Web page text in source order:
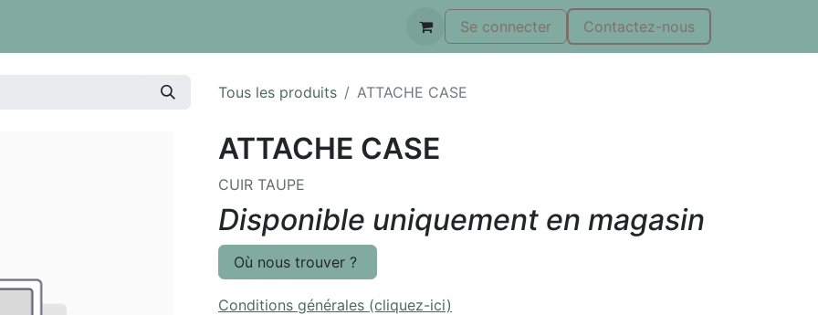
Se connecter Contactez-nous
Tous les produits ATTACHE CASE
ATTACHE CASE
CUIR TAUPE
Disponible uniquement en magasin
Où nous trouver ?
Conditions générales (cliquez-ici)